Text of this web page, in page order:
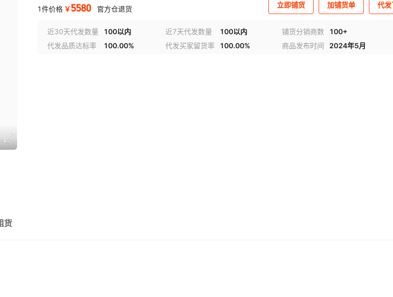
1件价格 ￥5580 官方仓退货 立即铺货 加铺货单 代
近30天代发数量 100以内 近7天代发数量 100以内 铺货分销商数
100+
代发品质达标率
100.00% 代发买家留货率 100.00% 商品发布时间 2024年5月
货